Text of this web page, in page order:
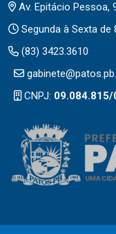
Av. Epitácio Pessoa,
Segunda à Sexta de
(83) 3423.3610
CNPJ: